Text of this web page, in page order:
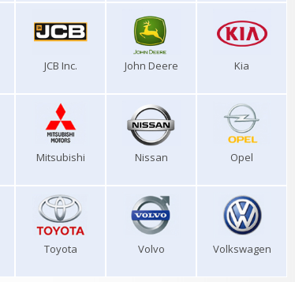
JCB Inc. John Deere Kia
Mitsubishi Nissan Opel
Toyota Volvo Volkswagen